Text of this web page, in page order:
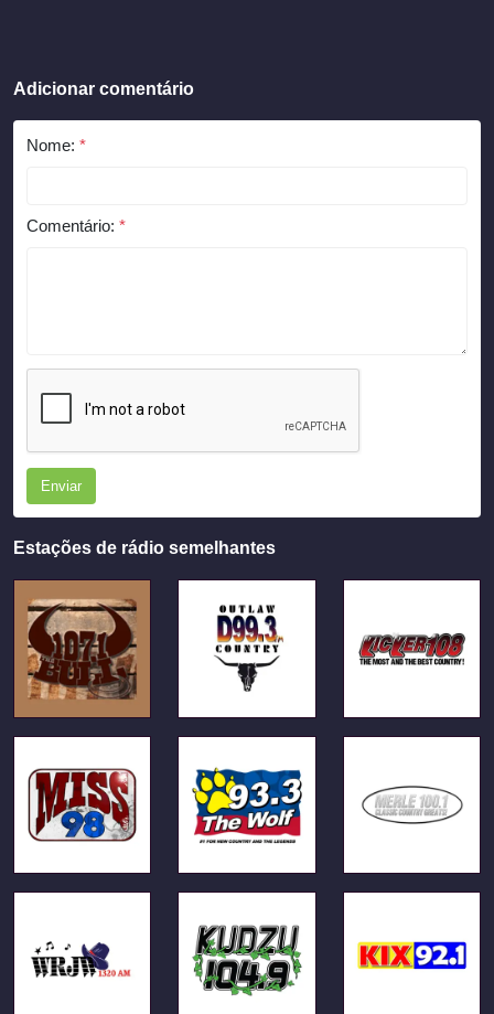
Adicionar comentário
Nome: *
Comentário: *
Enviar
Estações de rádio semelhantes